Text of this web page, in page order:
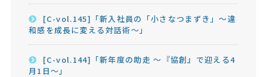
[C-vol.145]「新入社員の「小さなつまずき」～違
和感を成長に変える対話術～」
[C-vol.144]「新年度の助走 ～『協創』で迎える4
月1日～」